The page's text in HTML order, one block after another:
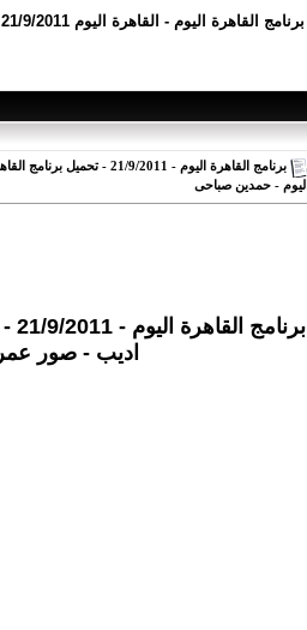
اليوم - حمدين صباحى
اديب - صور عمرو اديب 2011 - عمرو اديب 2011 - مشاهدة - مشاهدة